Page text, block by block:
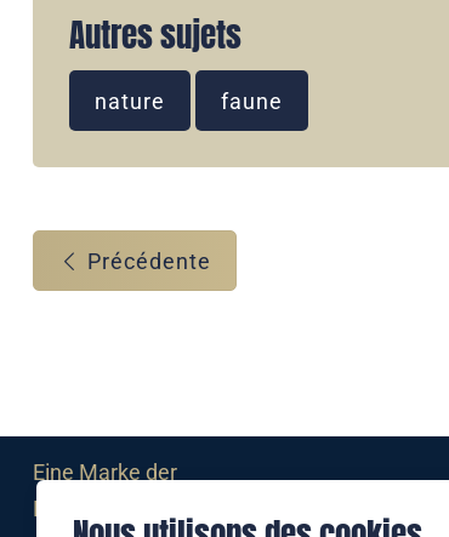
Autres sujets
nature faune
Précédente
Eine Marke der
Liechtensteinischen Post AG